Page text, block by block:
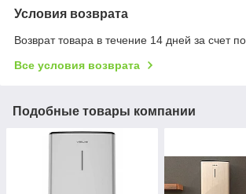
Условия возврата
Возврат товара в течение 14 дней за счет
Все условия возврата
Подобные товары компании